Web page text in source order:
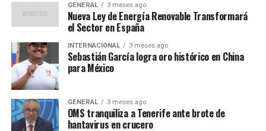
indirectos. Este auge también ha impulsado el
crecimiento de sectores relacionados, como la
hostelería y el transporte.
Sin embargo, el aumento del turismo también plantea
desafíos, como la masificación en destinos populares y
la necesidad de garantizar la sostenibilidad ambiental.
En ciudades como Barcelona y Palma de Mallorca, las
autoridades locales han implementado medidas para
GENERAL 3 meses ago
Nueva Ley de Energía Renovable Transformará
el Sector en España
INTERNACIONAL 3 meses ago
Sebastián García logra oro histórico en China
para México
GENERAL 3 meses ago
OMS tranquiliza a Tenerife ante brote de
hantavirus en crucero